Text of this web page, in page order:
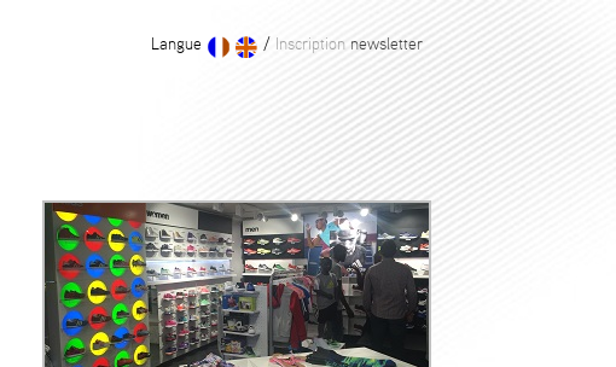
/ Inscription newsletter
Langue